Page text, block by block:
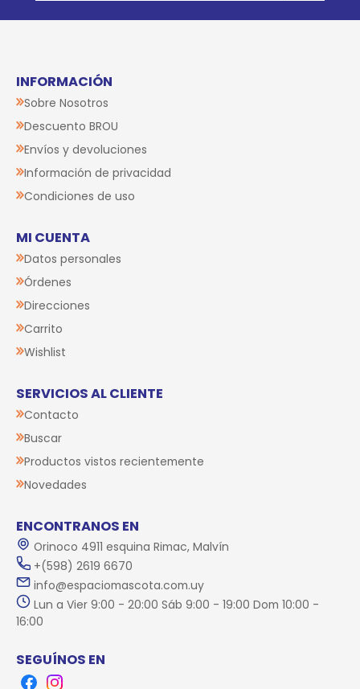
INFORMACIÓN
Sobre Nosotros
Descuento BROU
Envíos y devoluciones
Información de privacidad
Condiciones de uso
MI CUENTA
Datos personales
Órdenes
Direcciones
Carrito
Wishlist
SERVICIOS AL CLIENTE
Contacto
Buscar
Productos vistos recientemente
Novedades
ENCONTRANOS EN
Orinoco 4911 esquina Rimac, Malvín
+(598) 2619 6670
info@espaciomascota.com.uy
Lun a Vier 9:00 - 20:00 Sáb 9:00 - 19:00 Dom 10:00 -
16:00
SEGUÍNOS EN